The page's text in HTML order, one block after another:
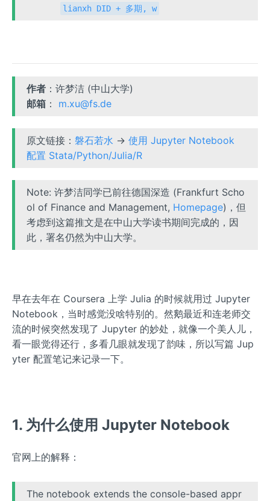
lianxh DID + 多期, w
作者 ：许梦洁 (中山大学)
邮箱 ： m.xu@fs.de
原文链接：磐石若水 →使用 Jupyter Notebook
配置 Stata/Python/Julia/R
Note: 许梦洁同学已前往德国深造 (Frankfurt Scho
ol of Finance and Management, Homepage)，但
考虑到这篇推文是在中山大学读书期间完成的，因
此，署名仍然为中山大学。
早在去年在 Coursera 上学 Julia 的时候就用过 Jupyter
Notebook，当时感觉没啥特别的。然鹅最近和连老师交
流的时候突然发现了 Jupyter 的妙处，就像一个美人儿，
看一眼觉得还行，多看几眼就发现了韵味，所以写篇 Jup
yter 配置笔记来记录一下。
1. 为什么使用 Jupyter Notebook
官网上的解释：
The notebook extends the console-based appr